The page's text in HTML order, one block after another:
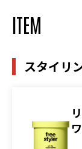
ITEM
スタイリ